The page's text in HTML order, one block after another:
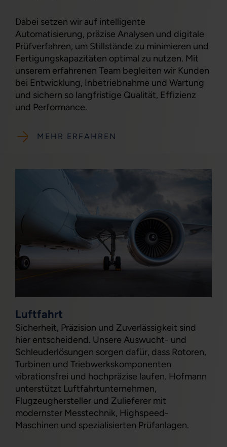
Dabei setzen wir auf intelligente
Automatisierung, präzise Analysen und digitale
Prüfverfahren, um Stillstände zu minimieren und
Fertigungskapazitäten optimal zu nutzen. Mit
unserem erfahrenen Team begleiten wir Kunden
bei Entwicklung, Inbetriebnahme und Wartung
und sichern so langfristige Qualität, Effizienz
und Performance.
MEHR ERFAHREN
Luftfahrt
Sicherheit, Präzision und Zuverlässigkeit sind
hier entscheidend. Unsere Auswucht- und
Schleuderlösungen sorgen dafür, dass Rotoren,
Turbinen und Triebwerkskomponenten
vibrationsfrei und hochpräzise laufen. Hofmann
unterstützt Luftfahrtunternehmen,
Flugzeughersteller und Zulieferer mit
modernster Messtechnik, Highspeed-
Maschinen und spezialisierten Prüfanlagen.